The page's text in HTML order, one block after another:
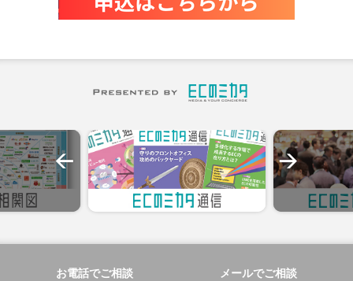
お電話でご相談 メールでご相談